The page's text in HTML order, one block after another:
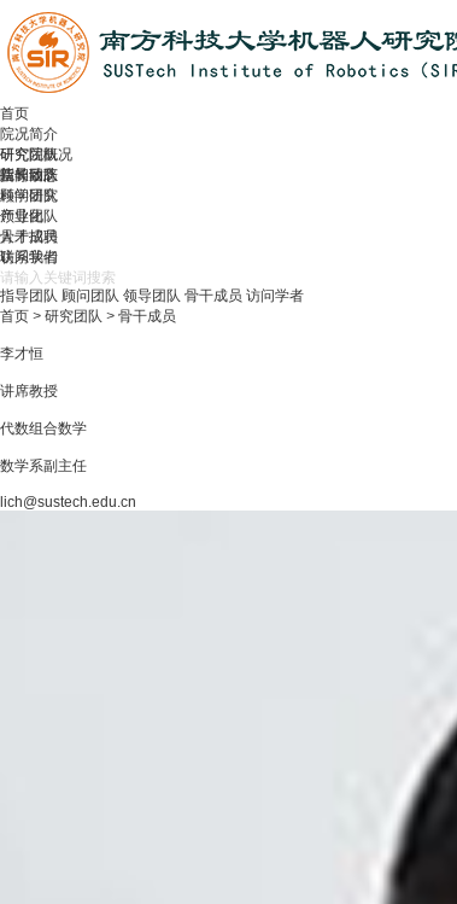
首页
院况简介
研究院概况
院长致辞
研究团队
指导团队
顾问团队
领导团队
骨干成员
访问学者
新闻动态
科学研究
产业化
人才招聘
联系我们
指导团队 顾问团队 领导团队 骨干成员 访问学者
首页 > 研究团队 > 骨干成员
李才恒
讲席教授
代数组合数学
数学系副主任
lich@sustech.edu.cn